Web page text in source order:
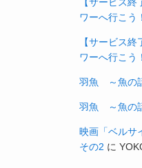
ワーへ行こう！
【サービス
ワーへ行こう！
羽魚 ～魚の
羽魚 ～魚の
映画「ベルサ
その2 に